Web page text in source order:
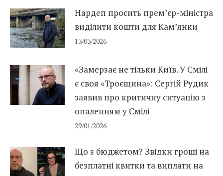
Нардеп просить прем’єр-міністра
виділити кошти для Кам’янки
13/03/2026
«Замерзає не тільки Київ. У Смілі
є своя «Троєщина»: Сергій Рудик
заявив про критичну ситуацію з
опаленням у Смілі
29/01/2026
Що з бюджетом? Звідки гроші на
безплатні квитки та виплати на